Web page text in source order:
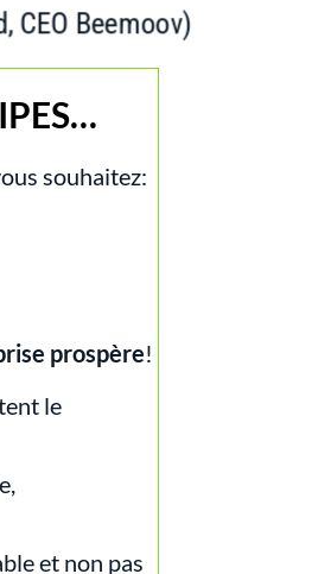
CEO Beemoov)
souhaitez:
prospère!
le
et non pas